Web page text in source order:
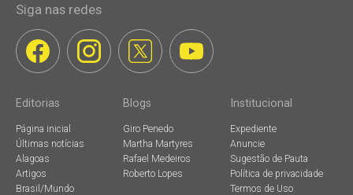
Siga nas redes
Editorias
Página inicial
Últimas notícias
Alagoas
Artigos
Brasil/Mundo
Blogs
Giro Penedo
Martha Martyres
Rafael Medeiros
Roberto Lopes
Institucional
Expediente
Anuncie
Sugestão de Pauta
Política de privacidade
Termos de Uso